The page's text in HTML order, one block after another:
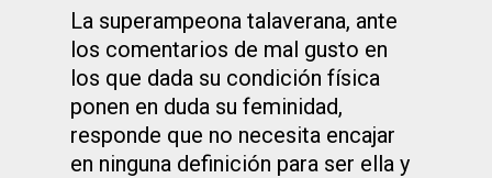
La superampeona talaverana, ante
los comentarios de mal gusto en
los que dada su condición física
ponen en duda su feminidad,
responde que no necesita encajar
en ninguna definición para ser ella y